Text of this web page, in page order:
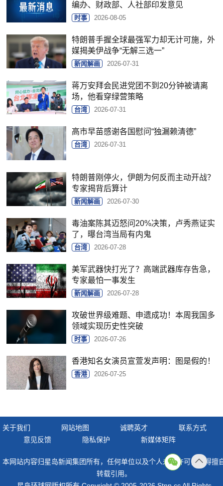
编办、财政部、人社部印发意见
时事 2026-08-05
特朗普手握全球最强军力却无计可施，外
媒揭美伊战争“无解三选一”
新闻解画 2026-07-31
蒋万安拜会民进党团不到20分钟被请离
场，他看穿绿营策略
台湾 2026-07-31
高市早苗感谢各国慰问“独漏赖清德”
台湾 2026-07-31
特朗普刚停火，伊朗为何反而主动开战？
专家揭背后算计
新闻解画 2026-07-30
毒油案陈其迈怒问20%决策，卢秀燕证实
了，曝台湾当局有内鬼
台湾 2026-07-28
美军武器快打光了？高端武器库存告急，
专家最怕一事发生
新闻解画 2026-07-28
攻破世界级难题、申遗成功！本周我国多
领域实现历史性突破
时事 2026-07-26
香港知名女演员宣萱发声明：图是假的！
香港 2026-07-25
关于我们 网站地图 诚聘英才
联系方式
意见反馈
隐私保护 新媒体矩阵
本网站内容归星岛新闻集团所有，任何单位以及个人未经许可，不得擅
转载引用。